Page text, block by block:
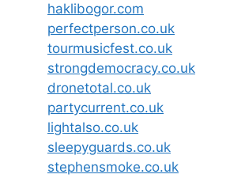
haklibogor.com
perfectperson.co.uk
tourmusicfest.co.uk
strongdemocracy.co.uk
dronetotal.co.uk
partycurrent.co.uk
lightalso.co.uk
sleepyguards.co.uk
stephensmoke.co.uk